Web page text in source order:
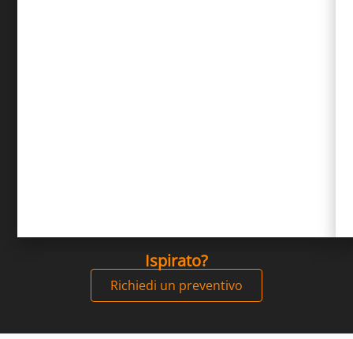
Ispirato?
Richiedi un preventivo